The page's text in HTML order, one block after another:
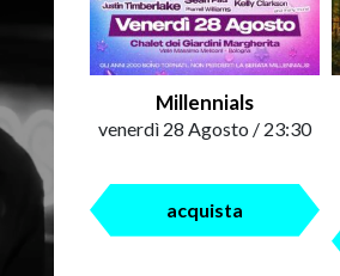
Millennials
venerdì 28 Agosto / 23:30
acquista